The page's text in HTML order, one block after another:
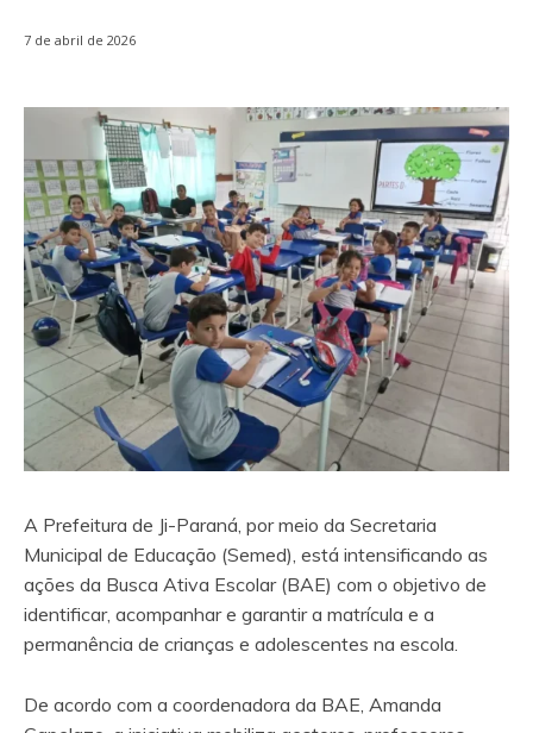
7 de abril de 2026
A Prefeitura de Ji-Paraná, por meio da Secretaria
Municipal de Educação (Semed), está intensificando as
ações da Busca Ativa Escolar (BAE) com o objetivo de
identificar, acompanhar e garantir a matrícula e a
permanência de crianças e adolescentes na escola.
De acordo com a coordenadora da BAE, Amanda